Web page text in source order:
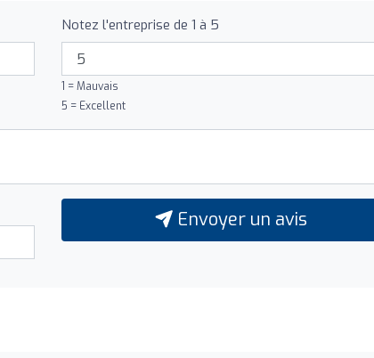
Notez l'entreprise de 1 à 5
1 = Mauvais
5 = Excellent
Envoyer un avis